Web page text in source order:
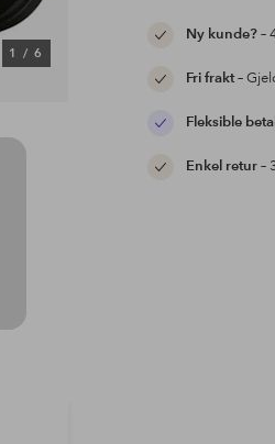
1/ 6
Ny kunde?–
Fri frakt–
Fleksible
Enkel retur–